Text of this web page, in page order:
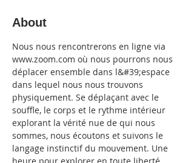
About
Nous nous rencontrerons en ligne via
www.zoom.com où nous pourrons nous
déplacer ensemble dans l&#39;espace
dans lequel nous nous trouvons
physiquement. Se déplaçant avec le
souffle, le corps et le rythme intérieur
explorant la vérité nue de qui nous
sommes, nous écoutons et suivons le
langage instinctif du mouvement. Une